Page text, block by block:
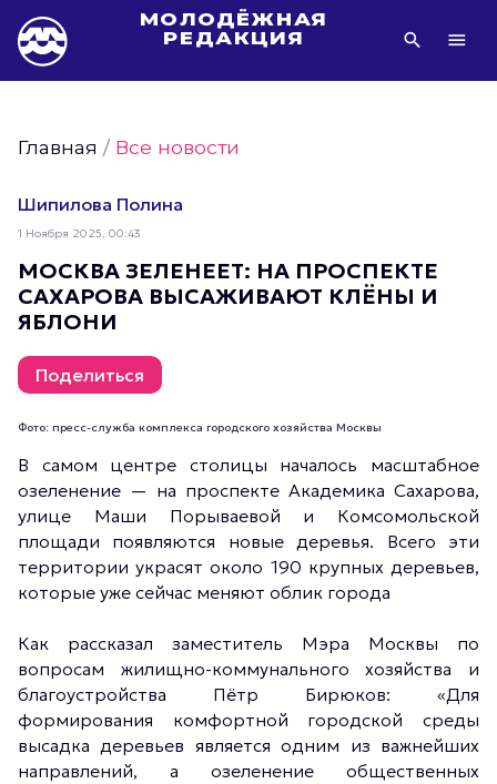
МОЛОДЁЖНАЯ
РЕДАКЦИЯ
Фото Молодёжи Москвы
Фотогалереи Молодёжи Москвы
Статьи Молодёжи Москвы
Молодёжь Москвы культурная
Молодёжь Москвы спортивная
Молодёжь Москвы в движении
Молодёжь Москвы здоровая
Молодёжь Москвы профессиональная
Молодёжь Москвы туристическая
Все новости
Главная /Все новости
Шипилова Полина
1 Ноября 2025, 00:43
МОСКВА ЗЕЛЕНЕЕТ: НА ПРОСПЕКТЕ
САХАРОВА ВЫСАЖИВАЮТ КЛЁНЫ И
ЯБЛОНИ
Поделиться
Фото: пресс-служба комплекса городского хозяйства Москвы
В самом центре столицы началось масштабное
озеленение — на проспекте Академика Сахарова,
улице Маши Порываевой и Комсомольской
площади появляются новые деревья. Всего эти
территории украсят около 190 крупных деревьев,
которые уже сейчас меняют облик города
Как рассказал заместитель Мэра Москвы по
вопросам жилищно-коммунального хозяйства и
благоустройства Пётр Бирюков: «Для
формирования комфортной городской среды
высадка деревьев является одним из важнейших
направлений, а озеленение общественных